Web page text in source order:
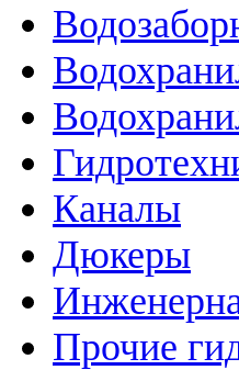
Каналы
Дюкеры
Прочие